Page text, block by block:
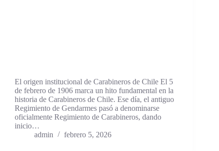
El origen institucional de Carabineros de Chile El 5
de febrero de 1906 marca un hito fundamental en la
historia de Carabineros de Chile. Ese día, el antiguo
Regimiento de Gendarmes pasó a denominarse
oficialmente Regimiento de Carabineros, dando
inicio…
admin
febrero 5, 2026